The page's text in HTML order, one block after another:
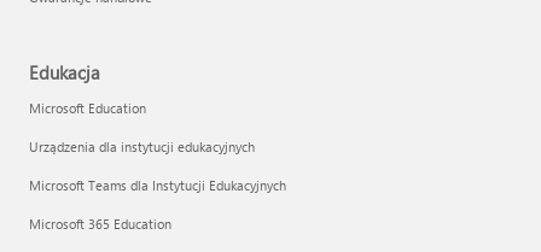
Edukacja
Microsoft Education
Urządzenia dla instytucji edukacyjnych
Microsoft Teams dla Instytucji Edukacyjnych
Microsoft 365 Education